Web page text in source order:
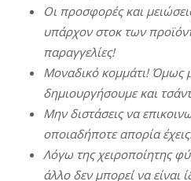
Οι προσφορές και
υπάρχον στοκ τωνπ
παραγγελίες!
Μοναδικό κομμάτι! Όμως
δημιουργήσουμε και
Μην διστάσεις να επ
οποιαδήποτε απορία έχεις.
Λόγω της χειροποίητης
άλλο δεν μπορεί να είναι